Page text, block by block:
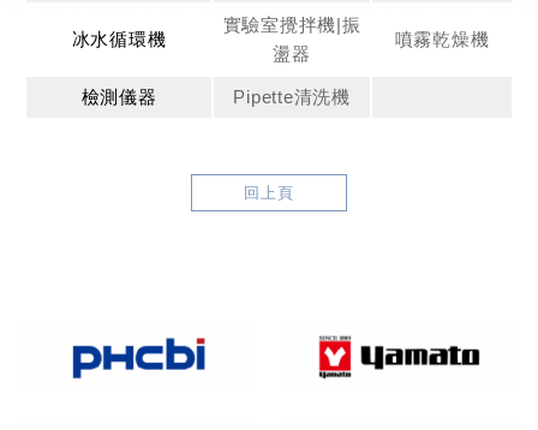
冰水循環機
實驗室攪拌機|振
盪器
噴霧乾燥機
檢測儀器 Pipette清洗機
回上頁